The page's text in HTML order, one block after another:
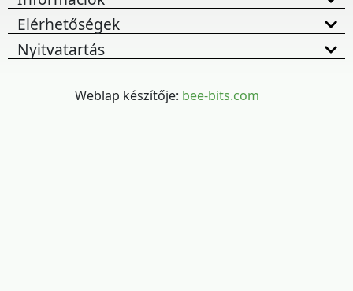
Elérhetőségek
Nyitvatartás
Weblap készítője: bee-bits.com